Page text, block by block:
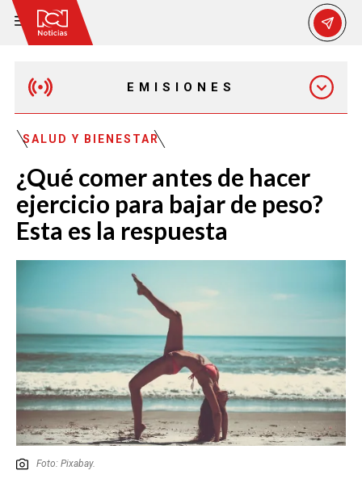
EMISIONES
EMISIÓN 12:30 PM
EMISIÓN 7:00 PM
SALUD Y BIENESTAR
¿Qué comer antes de hacer
ejercicio para bajar de peso?
Esta es la respuesta
Foto: Pixabay.